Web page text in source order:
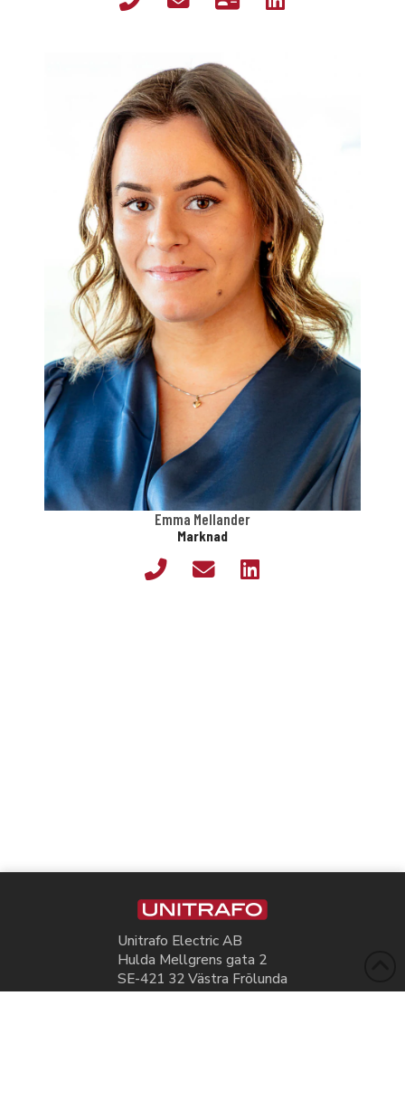
Emma Mellander
Marknad
Unitrafo Electric AB
Hulda Mellgrens gata 2
SE-421 32 Västra Frölunda